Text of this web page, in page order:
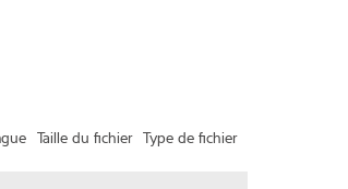
Taille du fichier Type de fichier